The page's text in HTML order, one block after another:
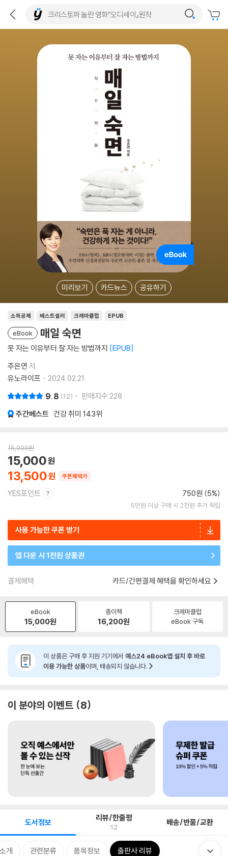
미리보기 카드뉴스 공유하기
소득공제 베스트셀러 크레마클럽 EPUB
eBook 매일 숙면
못 자는 이유부터 잘 자는 방법까지 EPUB
주은연 저
유노라이프
2024.02.21.
9.8 12 판매지수 228
주간베스트 건강 취미 143위
15,000원
13,500
15,000
쿠폰혜택가
YES포인트 750원 (5%)
5만원 이상 구매 시 2천원 추가 적립
사용 가능한 쿠폰 받기
앱 다운 시 1천원 상품권
결제혜택 카드/간편결제 혜택을 확인하세요
eBook
15,000원
종이책
16,200원
크레마클럽
eBook 구독
이 상품은 구매 후 지원 기기에서 예스24 eBook앱 설치 후 바로
이용 가능한 상품이며, 배송되지 않습니다.
이 분야의 이벤트 8
도서정보 리뷰/한줄평
12 배송/반품/교환
개 관련분류 품목정보 출판사 리뷰